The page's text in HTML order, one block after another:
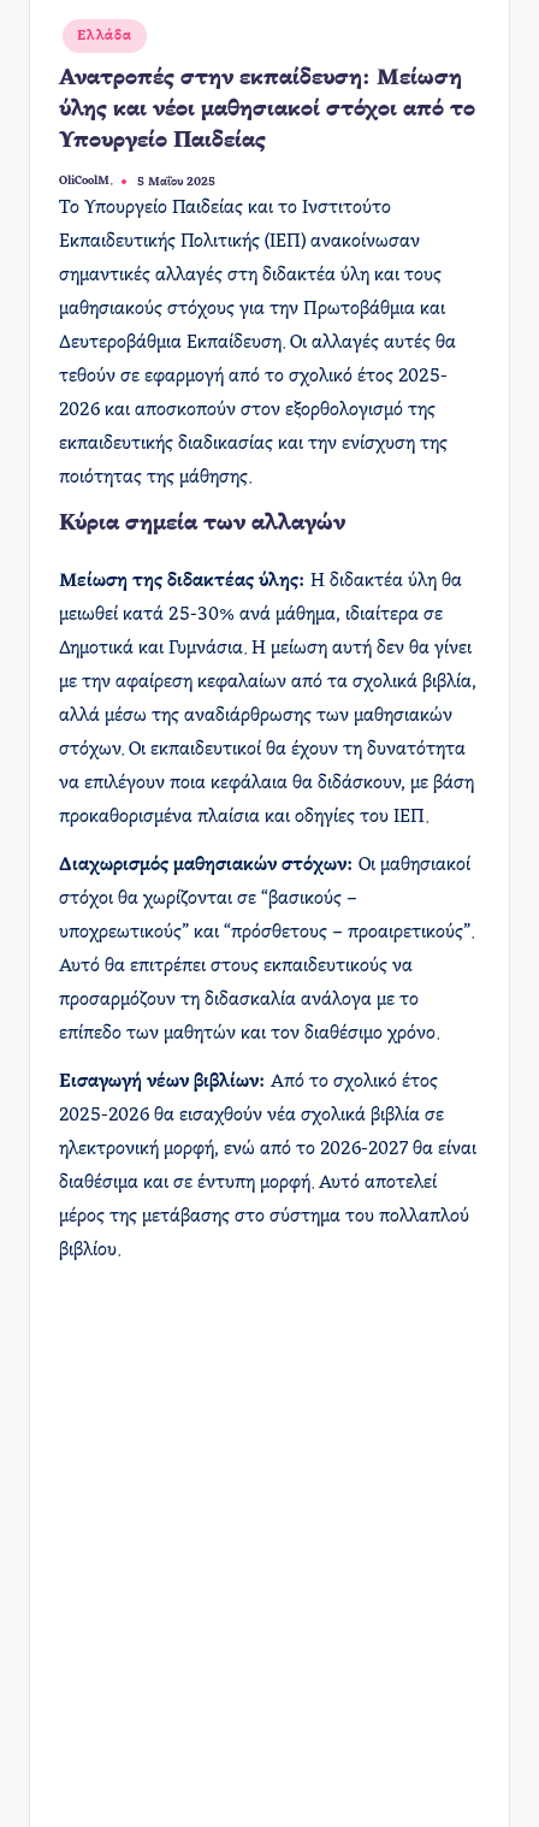
Αναρτήθηκε
σε
Ελλάδα
Ανατροπές στην εκπαίδευση: Μείωση
ύλης και νέοι μαθησιακοί στόχοι από το
Υπουργείο Παιδείας
Συγγραφέας:
OliCoolM. 5 Μαΐου 2025
Το Υπουργείο Παιδείας και το Ινστιτούτο
Εκπαιδευτικής Πολιτικής (ΙΕΠ) ανακοίνωσαν
σημαντικές αλλαγές στη διδακτέα ύλη και τους
μαθησιακούς στόχους για την Πρωτοβάθμια και
Δευτεροβάθμια Εκπαίδευση. Οι αλλαγές αυτές θα
τεθούν σε εφαρμογή από το σχολικό έτος 2025-
2026 και αποσκοπούν στον εξορθολογισμό της
εκπαιδευτικής διαδικασίας και την ενίσχυση της
ποιότητας της μάθησης.
Κύρια σημεία των αλλαγών
Μείωση της διδακτέας ύλης: Η διδακτέα ύλη θα
μειωθεί κατά 25-30% ανά μάθημα, ιδιαίτερα σε
Δημοτικά και Γυμνάσια. Η μείωση αυτή δεν θα γίνει
με την αφαίρεση κεφαλαίων από τα σχολικά βιβλία,
αλλά μέσω της αναδιάρθρωσης των μαθησιακών
στόχων. Οι εκπαιδευτικοί θα έχουν τη δυνατότητα
να επιλέγουν ποια κεφάλαια θα διδάσκουν, με βάση
προκαθορισμένα πλαίσια και οδηγίες του ΙΕΠ.
Διαχωρισμός μαθησιακών στόχων: Οι μαθησιακοί
στόχοι θα χωρίζονται σε “βασικούς –
υποχρεωτικούς” και “πρόσθετους – προαιρετικούς”.
Αυτό θα επιτρέπει στους εκπαιδευτικούς να
προσαρμόζουν τη διδασκαλία ανάλογα με το
επίπεδο των μαθητών και τον διαθέσιμο χρόνο.
Εισαγωγή νέων βιβλίων: Από το σχολικό έτος
2025-2026 θα εισαχθούν νέα σχολικά βιβλία σε
ηλεκτρονική μορφή, ενώ από το 2026-2027 θα είναι
διαθέσιμα και σε έντυπη μορφή. Αυτό αποτελεί
μέρος της μετάβασης στο σύστημα του πολλαπλού
βιβλίου.